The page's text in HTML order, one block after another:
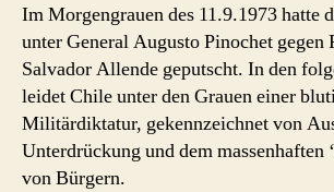
Im Morgengrauen des 11.9.1973 hatte
unter General Augusto Pinochet gegen
Salvador Allende geputscht. In den
leidet Chile unter den Grauen einer
Militärdiktatur, gekennzeichnet von
Unterdrückung und dem massenhaften
von Bürgern.